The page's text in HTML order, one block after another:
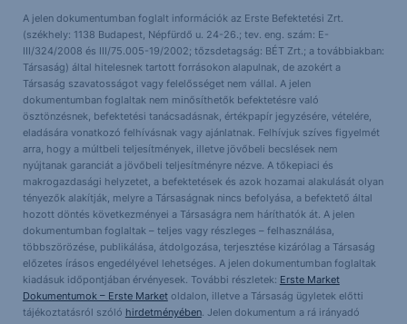
A jelen dokumentumban foglalt információk az Erste Befektetési Zrt.
(székhely: 1138 Budapest, Népfürdő u. 24-26.; tev. eng. szám: E-
III/324/2008 és III/75.005-19/2002; tőzsdetagság: BÉT Zrt.; a továbbiakban:
Társaság) által hitelesnek tartott forrásokon alapulnak, de azokért a
Társaság szavatosságot vagy felelősséget nem vállal. A jelen
dokumentumban foglaltak nem minősíthetők befektetésre való
ösztönzésnek, befektetési tanácsadásnak, értékpapír jegyzésére, vételére,
eladására vonatkozó felhívásnak vagy ajánlatnak. Felhívjuk szíves figyelmét
arra, hogy a múltbeli teljesítmények, illetve jövőbeli becslések nem
nyújtanak garanciát a jövőbeli teljesítményre nézve. A tőkepiaci és
makrogazdasági helyzetet, a befektetések és azok hozamai alakulását olyan
tényezők alakítják, melyre a Társaságnak nincs befolyása, a befektető által
hozott döntés következményei a Társaságra nem háríthatók át. A jelen
dokumentumban foglaltak – teljes vagy részleges – felhasználása,
többszörözése, publikálása, átdolgozása, terjesztése kizárólag a Társaság
előzetes írásos engedélyével lehetséges. A jelen dokumentumban foglaltak
kiadásuk időpontjában érvényesek. További részletek: Erste Market
Dokumentumok – Erste Marketoldalon, illetve a Társaság ügyletek előtti
tájékoztatásról szóló hirdetményében. Jelen dokumentum a rá irányadó